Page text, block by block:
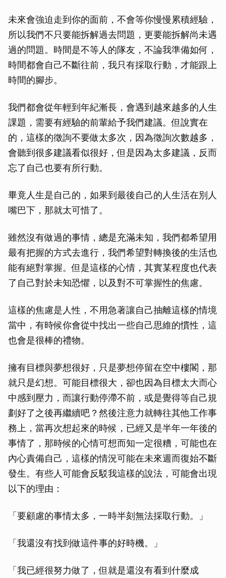
未來會強迫走到你的面前，不會等你慢慢累積經驗，
所以我們不只要能拆解過去問題，更要能拆解尚未遇
過的問題。時間是不等人的隊友，不論我準備如何，
時間都會自己不斷往前，我只有採取行動，才能跟上
時間的腳步。
我們都會從年輕到年紀漸長，會遇到越來越多的人生
課題，需要有經驗的前輩給予我們建議。但說實在
的，這樣的徵詢不要做太多次，因為徵詢次數越多，
會聽到很多建議看似很好，但是因為太多建議，反而
忘了自己也要有所行動。
畢竟人生是自己的，如果到最後自己的人生活在別人
嘴巴下，那就太可惜了。
雖然沒有做過的事情，總是充滿未知，我們都希望用
最有把握的方式去進行，我們希望對轉換後的生活也
能有絕對掌握。但是這樣的心情，其實某程度也代表
了自己對於未知恐懼，以及對不可掌握性的焦慮。
這樣的焦慮是人性，不用急著讓自己抽離這樣的情境
當中，有時候你會從中找出一些自己思維的慣性，這
也會是很棒的禮物。
擁有目標與夢想很好，只是夢想停留在空中樓閣，那
就只是幻想。可能目標很大，卻也因為目標太大而心
中感到壓力，而讓行動停滯不前，或是覺得等自己規
劃好了之後再繼續吧？然後注意力就轉往其他工作事
務上，當再次想起來的時候，已經又是半年一年後的
事情了，那時候的心情可想而知一定很糟，可能也在
內心責備自己，這樣的情況可能在未來週而復始不斷
發生。有些人可能會反駁我這樣的說法，可能會出現
以下的理由：
「要顧慮的事情太多，一時半刻無法採取行動。」
「我還沒有找到做這件事的好時機。」
「我已經很努力做了，但就是還沒有看到什麼成